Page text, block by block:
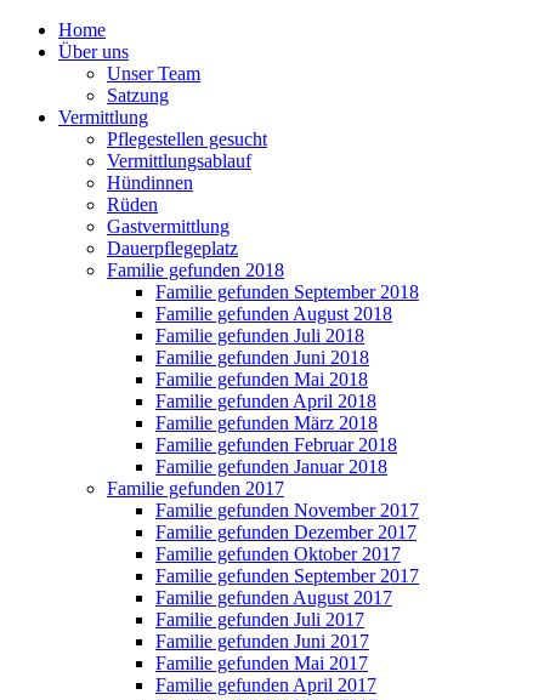
Home
Über uns
Unser Team
Satzung
Vermittlung
Pflegestellen gesucht
Vermittlungsablauf
Hündinnen
Rüden
Gastvermittlung
Dauerpflegeplatz
Familie gefunden 2018
Familie gefunden September 2018
Familie gefunden August 2018
Familie gefunden Juli 2018
Familie gefunden Juni 2018
Familie gefunden Mai 2018
Familie gefunden April 2018
Familie gefunden März 2018
Familie gefunden Februar 2018
Familie gefunden Januar 2018
Familie gefunden 2017
Familie gefunden November 2017
Familie gefunden Dezember 2017
Familie gefunden Oktober 2017
Familie gefunden September 2017
Familie gefunden August 2017
Familie gefunden Juli 2017
Familie gefunden Juni 2017
Familie gefunden Mai 2017
Familie gefunden April 2017